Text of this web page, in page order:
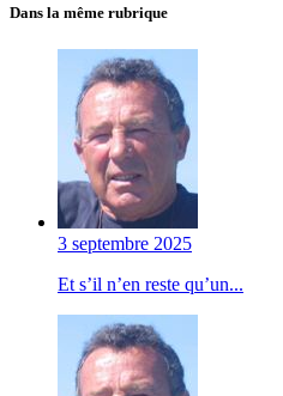
Dans la même rubrique
3 septembre 2025
Et s’il n’en reste qu’un...